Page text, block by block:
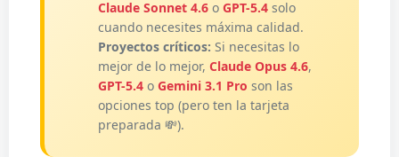
Claude Sonnet 4.6 o GPT-5.4 solo
cuando necesites máxima calidad.
Proyectos críticos: Si necesitas lo
mejor de lo mejor, Claude Opus 4.6,
GPT-5.4 o Gemini 3.1 Pro son las
opciones top (pero ten la tarjeta
preparada 💸).